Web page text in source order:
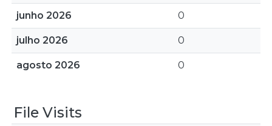
junho 2026 0
julho 2026 0
agosto 2026 0
File Visits